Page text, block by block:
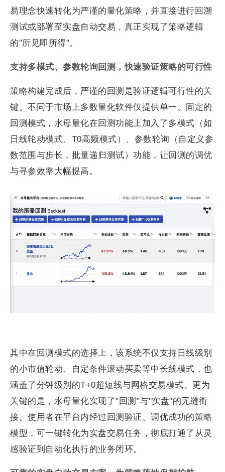
易理念快速转化为严谨的量化策略，并直接进行回溯
测试或部署至实盘自动交易，真正实现了策略逻辑
的"所见即所得"。
支持多模式、参数轮询回测，快速验证策略的可行性
策略构建完成后，严谨的回测是验证逻辑可行性的关
键。不同于市场上多数量化软件仅提供单一、固定的
回测模式，水母量化在回测功能上加入了多模式（如
日线轮动模式、T0高频模式）、参数轮询（自定义参
数范围与步长，批量递归测试）功能，让回测的调优
与寻参效率大幅提高。
其中在回测模式的选择上，该系统不仅支持日线级别
的小市值轮动、自定条件滚动买卖等中长线模式，也
涵盖了分钟级别的T+0超短线与网格交易模式。更为
关键的是，水母量化实现了"回测"与"实盘"的无缝衔
接。使用者在平台内经过回测验证、调优成功的策略
模型，可一键转化为实盘交易任务，彻底打通了从灵
感验证到自动化执行的业务闭环。